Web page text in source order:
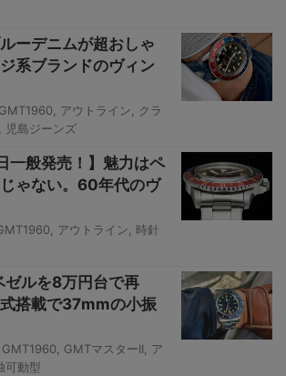
ーデニムが超おしゃ
系ブランドのヴィン
GMT1960 アウトライン
クラ
児島ジーンズ
一般発売！】魅力はペ
ゃない。60年代のヴ
アウトライン
時針
ゼルを8万円台で再
搭載で37mmの小振
GMT1960 GMTマスターII
ア
可動型